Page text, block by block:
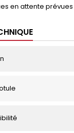
en attente